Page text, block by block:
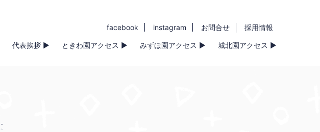
facebook instagram お問合せ 採用情報
代表挨拶 ▶ ときわ園アクセス ▶ みずほ園アクセス ▶ 城北園アクセス ▶